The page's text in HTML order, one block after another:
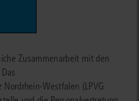
Zusammenarbeit mit den
Westfalen (LPVG